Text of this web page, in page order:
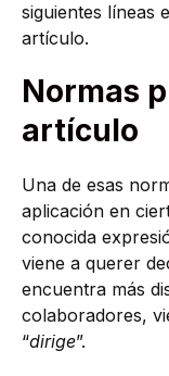
siguientes líneas
artículo.
Normas
artículo
Una de esas
aplicación en
conocida
viene a querer
encuentra más
colaboradores,
“dirige”.